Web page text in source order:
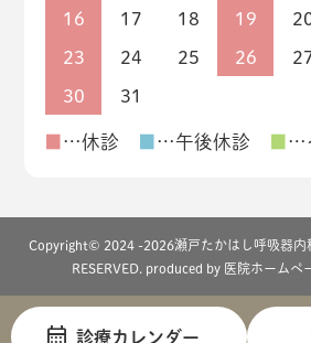
16 17 18 19
23 24 25 26
30 31
…休診 …午後休診 …
Copyright© 2024 -2026瀬戸たかはし呼吸器
RESERVED. produced by 医院ホームペ
診療カレンダー